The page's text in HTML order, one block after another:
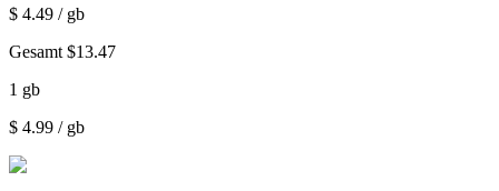
$ 4.49 / gb
Gesamt $13.47
1 gb
$ 4.99 / gb